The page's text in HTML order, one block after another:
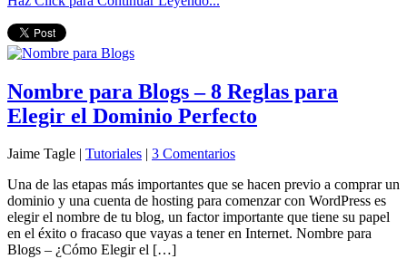
Nombre para Blogs – 8 Reglas para
Elegir el Dominio Perfecto
Jaime Tagle | Tutoriales | 3 Comentarios
Una de las etapas más importantes que se hacen previo a comprar un
dominio y una cuenta de hosting para comenzar con WordPress es
elegir el nombre de tu blog, un factor importante que tiene su papel
en el éxito o fracaso que vayas a tener en Internet. Nombre para
Blogs – ¿Cómo Elegir el […]